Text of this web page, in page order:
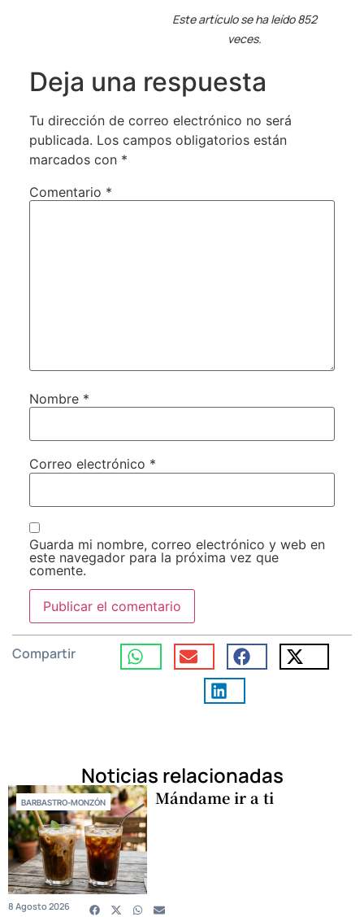
Este artículo se ha leído 852
veces.
Deja una respuesta
Tu dirección de correo electrónico no será
publicada. Los campos obligatorios están
marcados con *
Comentario *
Nombre *
Correo electrónico *
Guarda mi nombre, correo electrónico y web en
este navegador para la próxima vez que
comente.
Compartir
Noticias relacionadas
BARBASTRO-MONZÓN Mándame ir a ti
8 Agosto 2026